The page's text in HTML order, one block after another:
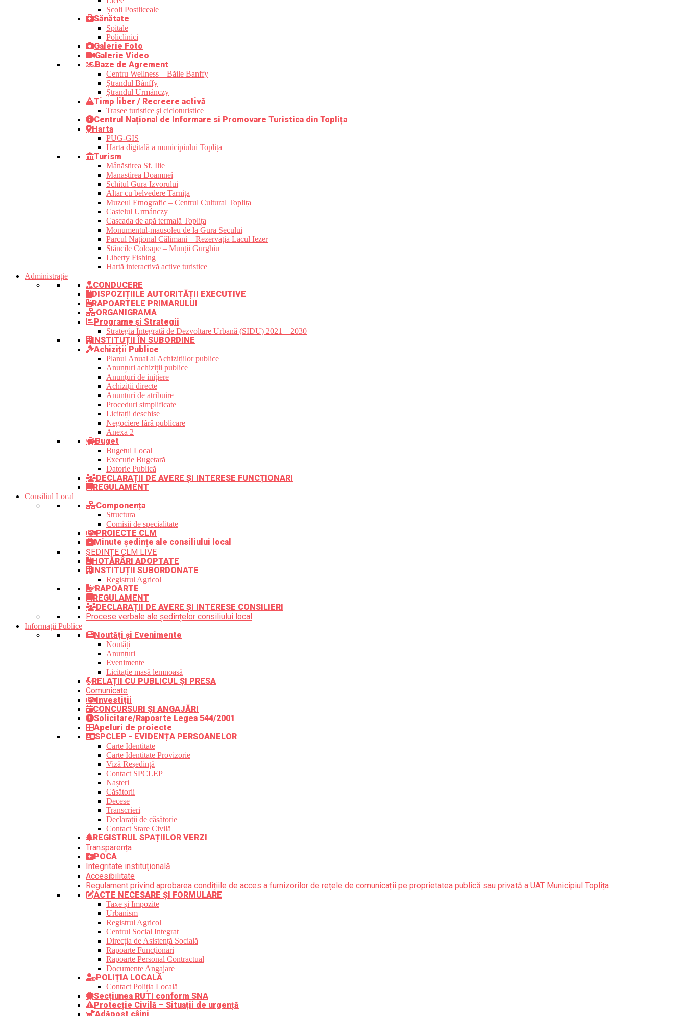
Școli Postliceale
Sănătate
Spitale
Policlinici
Galerie Foto
Galerie Video
Baze de Agrement
Centru Wellness – Băile Banffy
Ștrandul Bánffy
Ștrandul Urmánczy
Timp liber / Recreere activă
Trasee turistice şi cicloturistice
Centrul Național de Informare si Promovare Turistica din Toplița
Harta
PUG-GIS
Harta digitală a municipiului Toplița
Turism
Mânăstirea Sf. Ilie
Manastirea Doamnei
Schitul Gura Izvorului
Altar cu belvedere Tarnița
Muzeul Etnografic – Centrul Cultural Toplița
Castelul Urmánczy
Cascada de apă termală Toplița
Monumentul-mausoleu de la Gura Secului
Parcul Național Călimani – Rezervația Lacul Iezer
Stâncile Coloape – Munții Gurghiu
Liberty Fishing
Hartă interactivă active turistice
Administrație
CONDUCERE
DISPOZIȚIILE AUTORITĂȚII EXECUTIVE
RAPOARTELE PRIMARULUI
ORGANIGRAMA
Programe și Strategii
Strategia Integrată de Dezvoltare Urbană (SIDU) 2021 – 2030
INSTITUȚII ÎN SUBORDINE
Achiziții Publice
Planul Anual al Achizițiilor publice
Anunțuri achiziții publice
Anunțuri de inițiere
Achiziții directe
Anunțuri de atribuire
Proceduri simplificate
Licitații deschise
Negociere fără publicare
Anexa 2
Buget
Bugetul Local
Execuție Bugetară
Datorie Publică
DECLARAȚII DE AVERE ȘI INTERESE FUNCȚIONARI
REGULAMENT
Consiliul Local
Componența
Structura
Comisii de specialitate
PROIECTE CLM
Minute ședințe ale consiliului local
ȘEDINȚE CLM LIVE
HOTĂRÂRI ADOPTATE
INSTITUȚII SUBORDONATE
Registrul Agricol
RAPOARTE
REGULAMENT
DECLARAȚII DE AVERE ȘI INTERESE CONSILIERI
Procese verbale ale ședințelor consiliului local
Informații Publice
Noutăți și Evenimente
Noutăți
Anunțuri
Evenimente
Licitație masă lemnoasă
RELAȚII CU PUBLICUL ȘI PRESA
Comunicate
Investiții
CONCURSURI ȘI ANGAJĂRI
Solicitare/Rapoarte Legea 544/2001
Apeluri de proiecte
SPCLEP - EVIDENȚA PERSOANELOR
Carte Identitate
Carte Identitate Provizorie
Viză Reședință
Contact SPCLEP
Nașteri
Căsătorii
Decese
Transcrieri
Declarații de căsătorie
Contact Stare Civilă
REGISTRUL SPAȚIILOR VERZI
Transparența
POCA
Integritate instituțională
Accesibilitate
Regulament privind aprobarea condițiile de acces a furnizorilor de rețele de comunicații pe proprietatea publică sau privată a UAT Municipiul Toplița
ACTE NECESARE ȘI FORMULARE
Taxe și Impozite
Urbanism
Registrul Agricol
Centrul Social Integrat
Direcția de Asistență Socială
Rapoarte Funcționari
Rapoarte Personal Contractual
Documente Angajare
POLIȚIA LOCALĂ
Contact Poliția Locală
Secțiunea RUTI conform SNA
Protecție Civilă – Situații de urgență